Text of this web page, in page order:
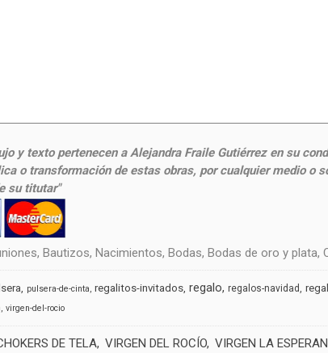
y texto pertenecen a Alejandra Fraile Gutiérrez en su
o transformación de estas obras, por cualquier medio o
su titutar"
Bautizos, Nacimientos, Bodas, Bodas de oro y plata,
pulsera-de-cinta regalitos-invitados regalo regalos-navidad
virgen-del-rocio
DE TELA VIRGEN DEL ROCÍO VIRGEN LA